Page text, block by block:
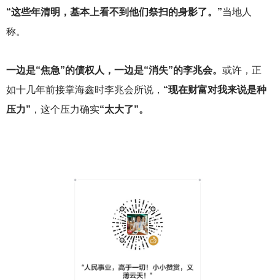
“这些年清明，基本上看不到他们祭扫的身影了。”当地人
称。
一边是“焦急”的债权人，一边是“消失”的李兆会。 或许，正
如十几年前接掌海鑫时李兆会所说， “现在财富对我来说是种
压力” ，这个压力确实“太大了”。